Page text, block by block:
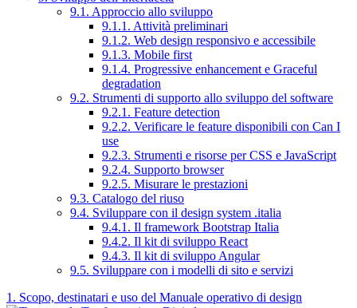
9.1. Approccio allo sviluppo
9.1.1. Attività preliminari
9.1.2. Web design responsivo e accessibile
9.1.3. Mobile first
9.1.4. Progressive enhancement e Graceful
degradation
9.2. Strumenti di supporto allo sviluppo del software
9.2.1. Feature detection
9.2.2. Verificare le feature disponibili con Can I
use
9.2.3. Strumenti e risorse per CSS e JavaScript
9.2.4. Supporto browser
9.2.5. Misurare le prestazioni
9.3. Catalogo del riuso
9.4. Sviluppare con il design system .italia
9.4.1. Il framework Bootstrap Italia
9.4.2. Il kit di sviluppo React
9.4.3. Il kit di sviluppo Angular
9.5. Sviluppare con i modelli di sito e servizi
1. Scopo, destinatari e uso del Manuale operativo di design